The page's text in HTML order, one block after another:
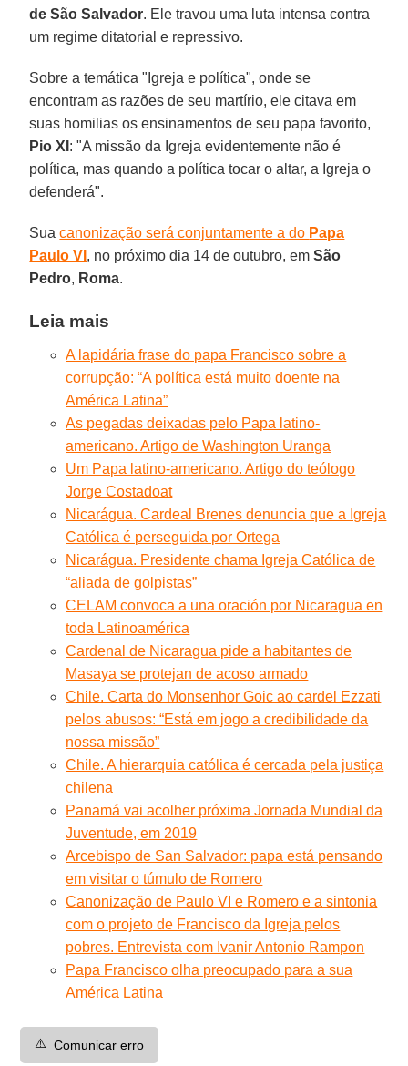
de São Salvador. Ele travou uma luta intensa contra
um regime ditatorial e repressivo.
Sobre a temática "Igreja e política", onde se
encontram as razões de seu martírio, ele citava em
suas homilias os ensinamentos de seu papa favorito,
Pio XI : "A missão da Igreja evidentemente não é
política, mas quando a política tocar o altar, a Igreja o
defenderá".
Suacanonização será conjuntamente a do Papa
Paulo VI , no próximo dia 14 de outubro, emSão
Pedro, Roma.
Leia mais
A lapidária frase do papa Francisco sobre a
corrupção: “A política está muito doente na
América Latina”
As pegadas deixadas pelo Papa latino-
americano. Artigo de Washington Uranga
Um Papa latino-americano. Artigo do teólogo
Jorge Costadoat
Nicarágua. Cardeal Brenes denuncia que a Igreja
Católica é perseguida por Ortega
Nicarágua. Presidente chama Igreja Católica de
“aliada de golpistas”
CELAM convoca a una oración por Nicaragua en
toda Latinoamérica
Cardenal de Nicaragua pide a habitantes de
Masaya se protejan de acoso armado
Chile. Carta do Monsenhor Goic ao cardel Ezzati
pelos abusos: “Está em jogo a credibilidade da
nossa missão”
Chile. A hierarquia católica é cercada pela justiça
chilena
Panamá vai acolher próxima Jornada Mundial da
Juventude, em 2019
Arcebispo de San Salvador: papa está pensando
em visitar o túmulo de Romero
Canonização de Paulo VI e Romero e a sintonia
com o projeto de Francisco da Igreja pelos
pobres. Entrevista com Ivanir Antonio Rampon
Papa Francisco olha preocupado para a sua
América Latina
⚠️ Comunicar erro